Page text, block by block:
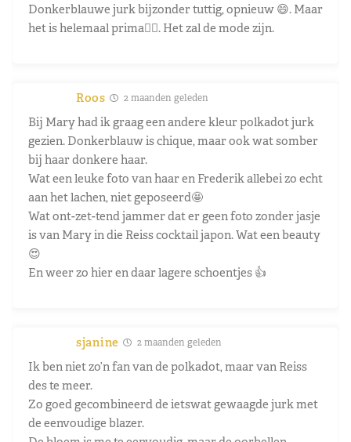
Donkerblauwe jurk bijzonder tuttig, opnieuw 😄. Maar
het is helemaal prima👍🏼. Het zal de mode zijn.
Roos 2 maanden geleden
Bij Mary had ik graag een andere kleur polkadot jurk
gezien. Donkerblauw is chique, maar ook wat somber
bij haar donkere haar.
Wat een leuke foto van haar en Frederik allebei zo echt
aan het lachen, niet geposeerd🤩
Wat ont-zet-tend jammer dat er geen foto zonder jasje
is van Mary in die Reiss cocktail japon. Wat een beauty
😍
En weer zo hier en daar lagere schoentjes 👍
sjanine 2 maanden geleden
Ik ben niet zo’n fan van de polkadot, maar van Reiss
des te meer.
Zo goed gecombineerd de ietswat gewaagde jurk met
de eenvoudige blazer.